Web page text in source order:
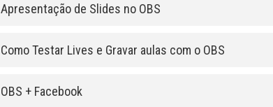
Apresentação de Slides no OBS
Como Testar Lives e Gravar aulas com o OBS
OBS + Facebook